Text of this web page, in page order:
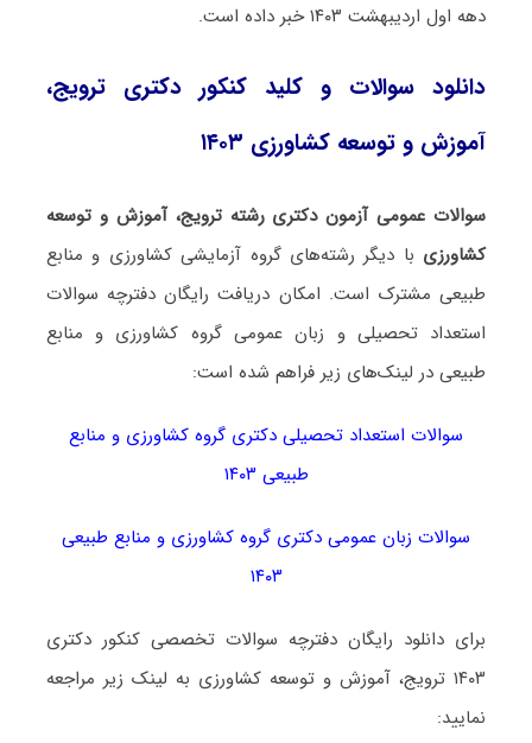
دهه اول اردیبهشت ۱۴۰۳ خبر داده است.
دانلود سوالات و کلید کنکور دکتری ترویج،
آموزش و توسعه کشاورزی ۱۴۰۳
سوالات عمومی آزمون دکتری رشته ترویج، آموزش و توسعه
کشاورزی با دیگر رشته‌های گروه آزمایشی کشاورزی و منابع
طبیعی مشترک است. امکان دریافت رایگان دفترچه سوالات
استعداد تحصیلی و زبان عمومی گروه کشاورزی و منابع
طبیعی در لینک‌های زیر فراهم شده است:
سوالات استعداد تحصیلی دکتری گروه کشاورزی و منابع
طبیعی ۱۴۰۳
سوالات زبان عمومی دکتری گروه کشاورزی و منابع طبیعی
۱۴۰۳
برای دانلود رایگان دفترچه سوالات تخصصی کنکور دکتری
۱۴۰۳ ترویج، آموزش و توسعه کشاورزی به لینک زیر مراجعه
نمایید: